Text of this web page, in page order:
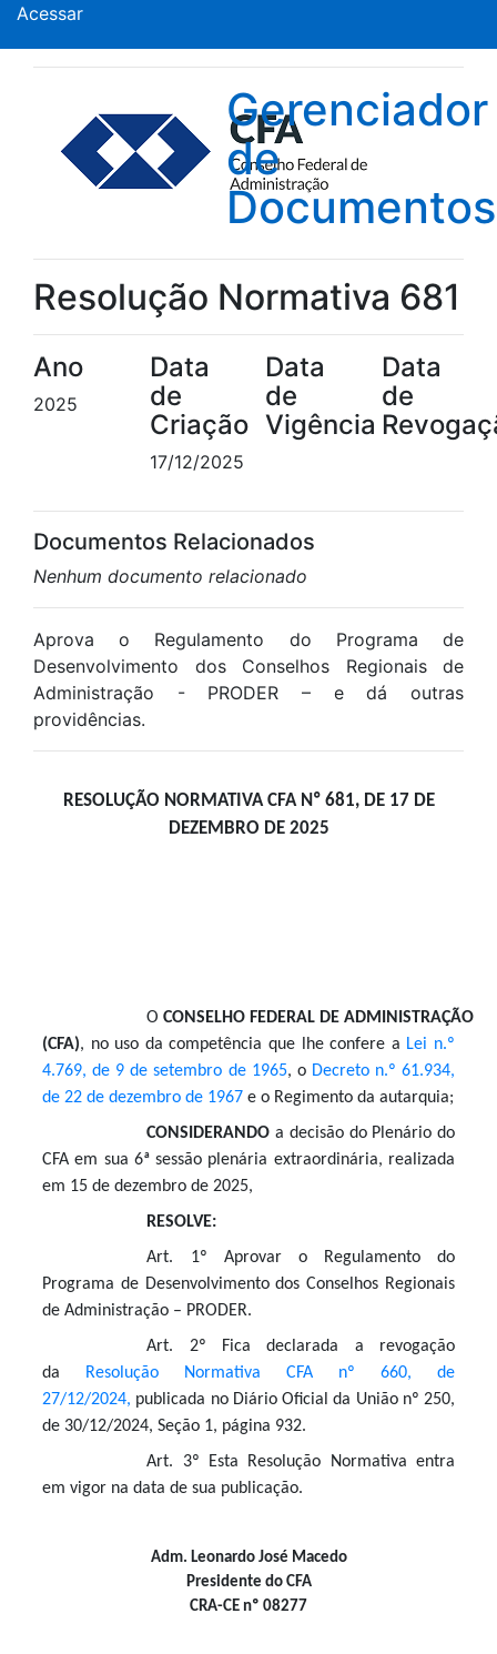
Acessar
Gerenciador
de
Documentos
Resolução Normativa 681
Ano
2025
Data
de
Criação
17/12/2025
Data
de
Vigência
Data
de
Documentos Relacionados
Nenhum documento relacionado
Aprova o Regulamento do Programa de
Desenvolvimento dos Conselhos Regionais de
Administração - PRODER – e dá outras
providências.
RESOLUÇÃO NORMATIVA CFA Nº 681, DE 17 DE
DEZEMBRO DE 2025
OCONSELHO FEDERAL DE ADMINISTRAÇÃO
(CFA), no uso da competência que lhe confere a Lei n.º
4.769, de 9 de setembro de 1965, o Decreto n.º 61.934,
de 22 de dezembro de 1967 e o Regimento da autarquia;
CONSIDERANDO a decisão do Plenário do
CFA em sua 6ª sessão plenária extraordinária, realizada
em 15 de dezembro de 2025,
RESOLVE:
Art. 1º Aprovar o Regulamento do
Programa de Desenvolvimento dos Conselhos Regionais
de Administração – PRODER.
Art. 2º Fica declarada a revogação
da
Resolução Normativa CFA nº 660, de
27/12/2024, publicada no Diário Oficial da União nº 250,
de 30/12/2024, Seção 1, página 932.
Art. 3º Esta Resolução Normativa entra
em vigor na data de sua publicação.
Adm. Leonardo José Macedo
Presidente do CFA
CRA-CE nº 08277